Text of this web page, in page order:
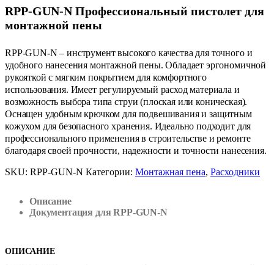
RPP-GUN-N Профессиональный пистолет для
монтажной пены
RPP-GUN-N – инструмент высокого качества для точного и
удобного нанесения монтажной пены. Обладает эргономичной
рукояткой с мягким покрытием для комфортного
использования. Имеет регулируемый расход материала и
возможность выбора типа струи (плоская или коническая).
Оснащен удобным крючком для подвешивания и защитным
кожухом для безопасного хранения. Идеально подходит для
профессионального применения в строительстве и ремонте
благодаря своей прочности, надежности и точности нанесения.
SKU: RPP-GUN-N Категории: Монтажная пена, Расходники
Описание
Документация для RPP-GUN-N
ОПИСАНИЕ